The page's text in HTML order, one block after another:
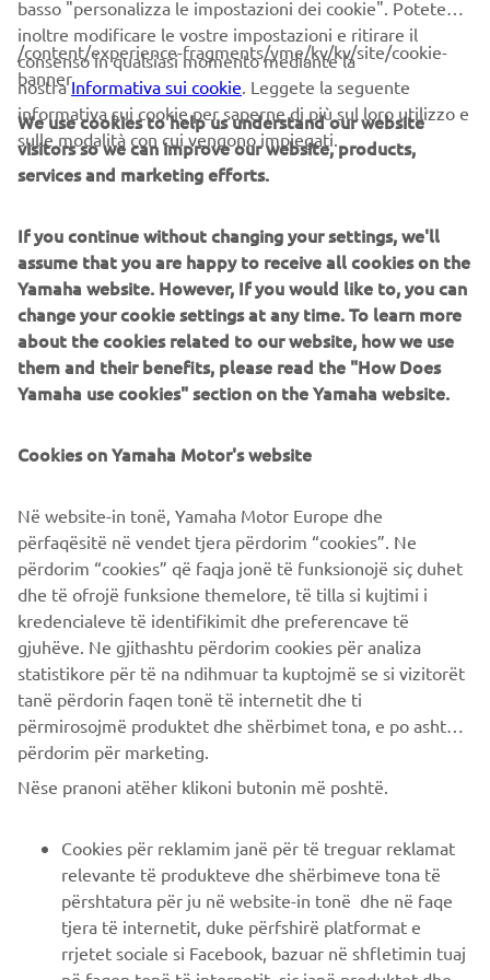
Farsi notare con il nuovo XMAX IRON MAX!
A un solo anno dal successo ottenuto con il lancio della
nuova gamma XMAX, Yamaha torna con un nuovo XMAX
IRON MAX Special Edition, con un equipaggiamento
ancora più sofisticato che sottolinea il suo status di Sport
Scooter all'ennesima potenza. Pensati per i clienti che
vogliono praticità e dinamismo, i nuovi modelli 400, 300 e
l'individualità.
Tra le nuove caratteristiche di XMAX IRON MAX lo
speciale disegno della sella con schienalino passeggero
integrato, insieme alle pedane pilota in alluminio che sono
state disegnate per esaltare l'esclusività dei tre scooter di
riferimento. Altri dettagli che raccontano la qualità dei
IRON MAX è arricchito da inserti in pelle che regalano una
sensazione di qualità superiore, mentre l'elegante e
sofisticata colorazione Sword Grey della carena è decorata
con nuovi loghi, per sottolineare il carattere prestigioso di
Sport Scooter davvero speciali.
PIÙ YAMAHA
SUPPORTO
basso "personalizza le impostazioni dei cookie". Potete
inoltre modificare le vostre impostazioni e ritirare il
consenso in qualsiasi momento mediante la
nostraInformativa sui cookie. Leggete la seguente
informativa sui cookie per saperne di più sul loro utilizzo e
sulle modalità con cui vengono impiegati.
/content/experience-fragments/yme/kv/kv/site/cookie-
banner
We use cookies to help us understand our website
visitors so we can improve our website, products,
services and marketing efforts.
If you continue without changing your settings, we'll
assume that you are happy to receive all cookies on the
Yamaha website. However, If you would like to, you can
change your cookie settings at any time. To learn more
about the cookies related to our website, how we use
them and their benefits, please read the "How Does
Yamaha use cookies" section on the Yamaha website.
Cookies on Yamaha Motor's website
Në website-in tonë, Yamaha Motor Europe dhe
përfaqësitë në vendet tjera përdorim “cookies”. Ne
përdorim “cookies” që faqja jonë të funksionojë siç duhet
dhe të ofrojë funksione themelore, të tilla si kujtimi i
kredencialeve të identifikimit dhe preferencave të
gjuhëve. Ne gjithashtu përdorim cookies për analiza
statistikore për të na ndihmuar ta kuptojmë se si vizitorët
tanë përdorin faqen tonë të internetit dhe ti
përmirosojmë produktet dhe shërbimet tona, e po ashtu ti
përdorim për marketing.
Nëse pranoni atëher klikoni butonin më poshtë.
Cookies për reklamim janë për të treguar reklamat
relevante të produkteve dhe shërbimeve tona të
përshtatura për ju në website-in tonë dhe në faqe
tjera të internetit, duke përfshirë platformat e
rrjetet sociale si Facebook, bazuar në shfletimin tuaj